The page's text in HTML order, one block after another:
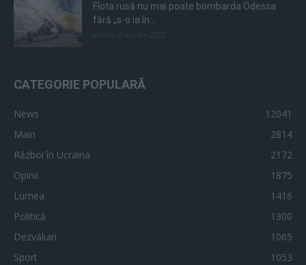
Flota rusă nu mai poate bombarda Odessa
fără „s-o ia în...
CATEGORIE POPULARĂ
News
12041
Main
2814
Război în Ucraina
2172
Opinii
1875
Lumea
1416
Politică
1300
Dezvăluiri
1065
Sport
1053